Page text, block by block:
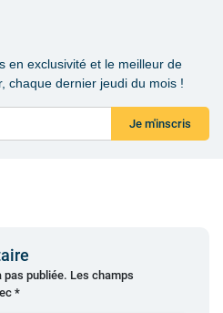
en exclusivité et le meilleur de
chaque dernier jeudi du mois !
Je m'inscris
pas publiée. Les champs
*